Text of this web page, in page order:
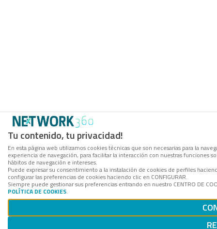
Tu contenido, tu privacidad!
En esta página web utilizamos cookies técnicas que son necesarias para la
experiencia de navegación, para facilitar la interacción con nuestras funciones
hábitos de navegación e intereses.
Puede expresar su consentimiento a la instalación de cookies de perfiles
configurar las preferencias de cookies haciendo clic en CONFIGURAR.
Siempre puede gestionar sus preferencias entrando en nuestro CENTRO DE
POLÍTICA DE COOKIES.